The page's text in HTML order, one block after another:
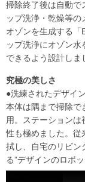
掃除終了後は自動で
ップ洗浄・乾燥等
オゾンを生成する
ップ洗浄にオゾン
できるよう設計しま
究極の美しさ
●洗練されたデザイン
本体は隅まで掃除で
用。ステーション
性も極めました。従
拭し、自宅のリビン
る”デザインのロボ